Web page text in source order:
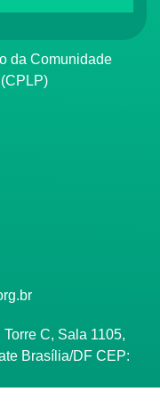
C, Sala 1105,
Brasília/DF CEP: